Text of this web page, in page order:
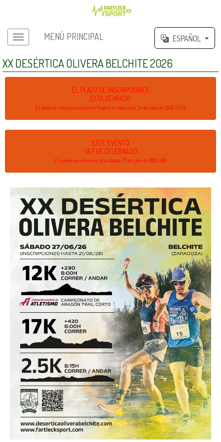
Menú principalMENÚ PRINCIPAL ESPAÑOL
XX DESÉRTICA OLIVERA BELCHITE 2026
EL PLAZO DE INSCRIPCIONES
ESTÁ CERRADO
El plazo de inscripción al evento finalizó el miércoles, 24 de junio de 2026, 23:59
ESTE EVENTO
YA FUE CELEBRADO
El evento se celebró el día sábado, 27 de junio de 2026, 8:00